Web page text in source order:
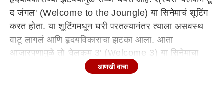
द जंगल' (Welcome to the Joungle) या सिनेमाचं शूटिंग
करत होता. या शूटिंगमधून घरी परतल्यानंतर त्याला असवस्थ
वाटू लागलं आणि हृदयविकाराचा झटका आला. आता
आजारपणामुळे तो 'वेलकम 3' (Welcome 3) या सिनेमाचा
भाग असणार की नसणार असा प्रश्न उपस्थित केला जात आहे.
आणखी वाचा